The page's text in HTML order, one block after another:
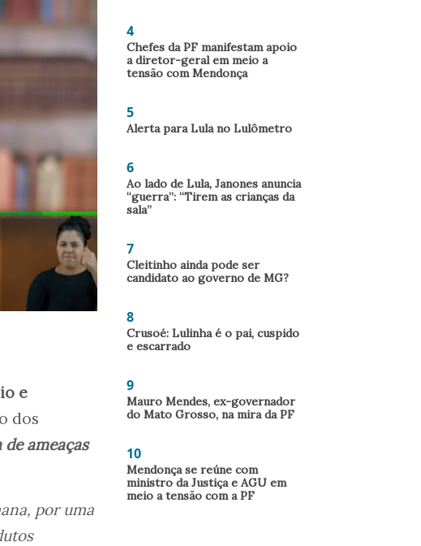
e
dos
ameaças
por uma
4
Chefes da PF manifestam apoio
a diretor-geral em meio a
tensão com Mendonça
5
Alerta para Lula no Lulômetro
6
Ao lado de Lula, Janones anuncia
“guerra”: “Tirem as crianças da
sala”
7
Cleitinho ainda pode ser
candidato ao governo de MG?
8
Crusoé: Lulinha é o pai, cuspido
e escarrado
9
Mauro Mendes, ex-governador
do Mato Grosso, na mira da PF
10
Mendonça se reúne com
ministro da Justiça e AGU em
meio a tensão com a PF